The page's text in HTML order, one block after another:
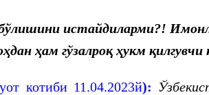
истайдиларми?!
ҳам гўзалроқ ҳукм
котиби 11.04.2023й):